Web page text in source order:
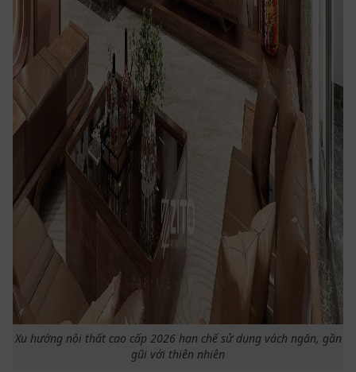
Xu hướng nội thất cao cấp 2026 hạn chế sử dụng vách ngăn, gần
gũi với thiên nhiên